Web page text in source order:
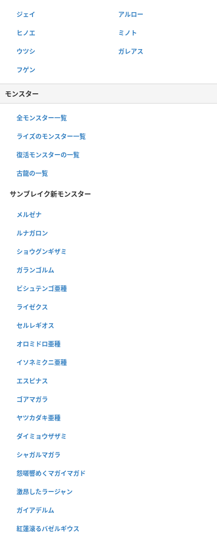
ジェイ アルロー
ヒノエ ミノト
ウツシ ガレアス
フゲン
モンスター
全モンスター一覧
ライズのモンスター一覧
復活モンスターの一覧
古龍の一覧
サンブレイク新モンスター
メルゼナ
ルナガロン
ショウグンギザミ
ガランゴルム
ビシュテンゴ亜種
ライゼクス
セルレギオス
オロミドロ亜種
イソネミクニ亜種
エスピナス
ゴアマガラ
ヤツカダキ亜種
ダイミョウザザミ
シャガルマガラ
怨嗟響めくマガイマガド
激昂したラージャン
ガイアデルム
紅蓮滾るバゼルギウス